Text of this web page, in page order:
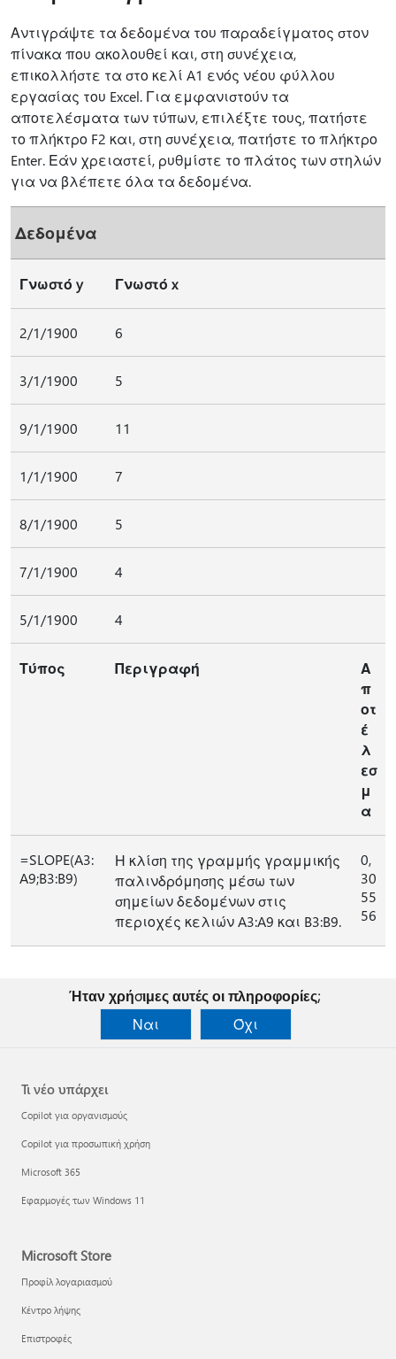
Αντιγράψτε τα δεδομένα του παραδείγματος στον
πίνακα που ακολουθεί και, στη συνέχεια,
επικολλήστε τα στο κελί A1 ενός νέου φύλλου
εργασίας του Excel. Για εμφανιστούν τα
αποτελέσματα των τύπων, επιλέξτε τους, πατήστε
το πλήκτρο F2 και, στη συνέχεια, πατήστε το πλήκτρο
Enter. Εάν χρειαστεί, ρυθμίστε το πλάτος των στηλών
για να βλέπετε όλα τα δεδομένα.
Δεδομένα
Γνωστό y Γνωστό x
2/1/1900 6
3/1/1900 5
9/1/1900 11
1/1/1900 7
8/1/1900 5
7/1/1900 4
5/1/1900 4
Τύπος Περιγραφή
Α
π
οτ
έ
λ
εσ
μ
α
=SLOPE(A3:
A9;B3:B9)
Η κλίση της γραμμής γραμμικής
παλινδρόμησης μέσω των
σημείων δεδομένων στις
περιοχές κελιών A3:A9 και B3:B9.
0,
30
55
56
Ήταν χρήσιμες αυτές οι πληροφορίες;
Ναι
Όχι
Τι νέο υπάρχει
Copilot για οργανισμούς
Copilot για προσωπική χρήση
Microsoft 365
Εφαρμογές των Windows 11
Microsoft Store
Προφίλ λογαριασμού
Κέντρο λήψης
Επιστροφές